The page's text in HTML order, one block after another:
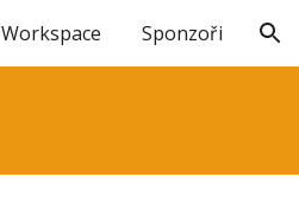
Workspace Sponzoři